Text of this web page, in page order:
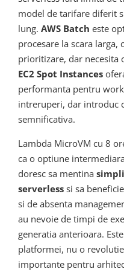
model de tarifare diferit
lung. AWS Batch este
procesare la scara
prioritizare, dar necesita
EC2 Spot Instances
performanta pentru
intreruperi, dar introduc
semnificativa.
Lambda MicroVM cu 8
ca o optiune
doresc sa mentina
serverless si sa
si de absenta
au nevoie de timpi de
generatia anterioara.
platformei, nu o
importante pentru